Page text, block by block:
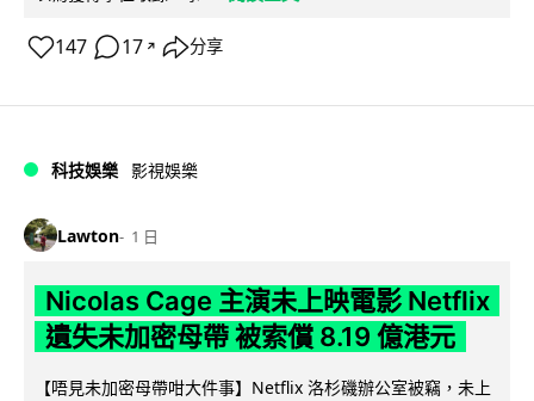
147 17 ↗ 分享
科技娛樂 影視娛樂
Lawton 1 日
Nicolas Cage 主演未上映電影 Netflix
遺失未加密母帶 被索償 8.19 億港元
【唔見未加密母帶咁大件事】Netflix 洛杉磯辦公室被竊，未上